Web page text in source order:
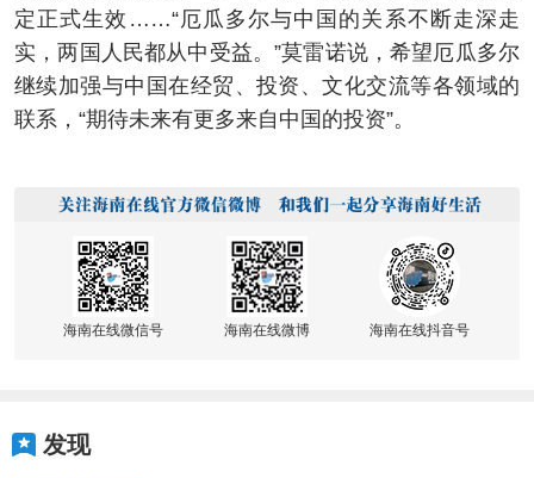
定正式生效……“厄瓜多尔与中国的关系不断走深走
实，两国人民都从中受益。”莫雷诺说，希望厄瓜多尔
继续加强与中国在经贸、投资、文化交流等各领域的
联系，“期待未来有更多来自中国的投资”。
海南在线微信号 海南在线微博 海南在线抖音号
发现